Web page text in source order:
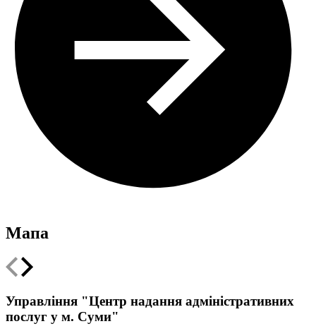
Мапа
+
−
Управління "Центр надання адміністративних
послуг у м. Суми"